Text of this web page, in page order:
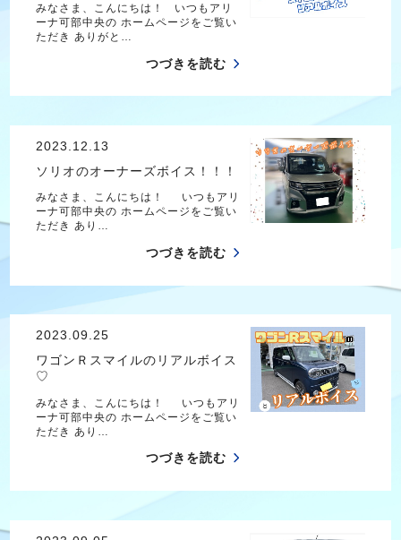
みなさま、こんにちは！ いつもアリ
ーナ可部中央の ホームページをご覧い
ただき ありがと…
つづきを読む
2023.12.13
ソリオのオーナーズボイス！！！
みなさま、こんにちは！ いつもアリ
ーナ可部中央の ホームページをご覧い
ただき あり…
つづきを読む
2023.09.25
ワゴンＲスマイルのリアルボイス
♡
みなさま、こんにちは！ いつもアリ
ーナ可部中央の ホームページをご覧い
ただき あり…
つづきを読む